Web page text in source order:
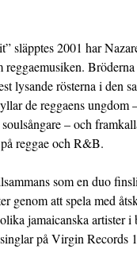
släpptes 2001 har
lysande rösterna i den
de reggaens ungdom
– och
reggae och R&B.
som en duo
genom att spela med
jamaicanska artister
på Virgin Records